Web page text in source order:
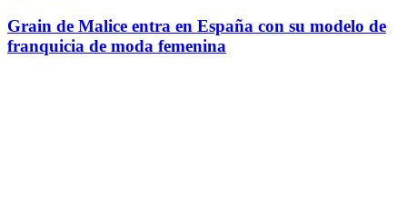
Grain de Malice entra en España con su modelo de
franquicia de moda femenina